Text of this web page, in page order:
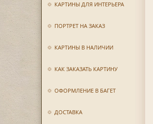
КАРТИНЫ ДЛЯ ИНТЕРЬЕРА
ПОРТРЕТ НА ЗАКАЗ
КАРТИНЫ В НАЛИЧИИ
КАК ЗАКАЗАТЬ КАРТИНУ
ОФОРМЛЕНИЕ В БАГЕТ
ДОСТАВКА